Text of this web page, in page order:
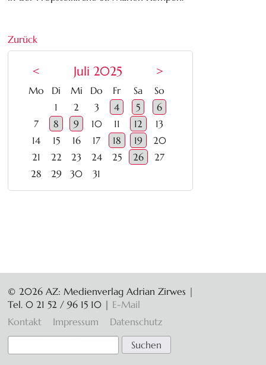
Zurück
< Juli 2025 >
Montag
Di enstag
Mittwoch
Do nnerstag
Freitag
Samstag
So
1
2 3 4 5
6
7
8 9 10 11 12
13
14
15 16 17 18 19
20
21
22 23 24 25 26
27
28
29 30 31
© 2026 AZ: Medienverlag Adrian Zirwes |
Tel. 0 21 52 / 96 15 10 | E-Mail
Navigation
überspringen
Kontakt Impressum Datenschutz